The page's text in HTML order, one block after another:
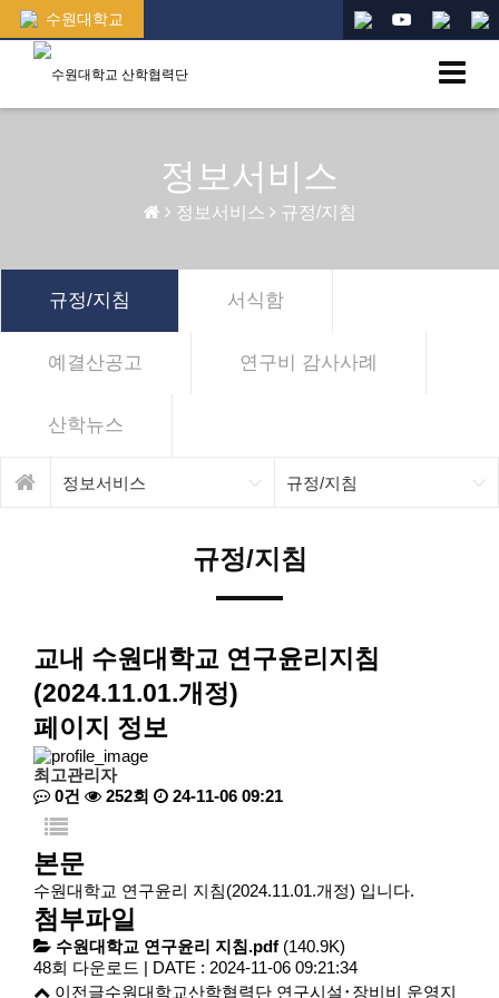
수원대학교
정보서비스
정보서비스 규정/지침
규정/지침 서식함
예결산공고 연구비 감사사례
산학뉴스
정보서비스 규정/지침
규정/지침
교내 수원대학교 연구윤리지침
(2024.11.01.개정)
페이지 정보
최고관리자
0건
252회 24-11-06 09:21
본문
수원대학교 연구윤리 지침(2024.11.01.개정) 입니다.
첨부파일
수원대학교 연구윤리 지침.pdf (140.9K)
48회 다운로드 | DATE : 2024-11-06 09:21:34
이전글수원대학교산학협력단 연구시설･장비비 운영지